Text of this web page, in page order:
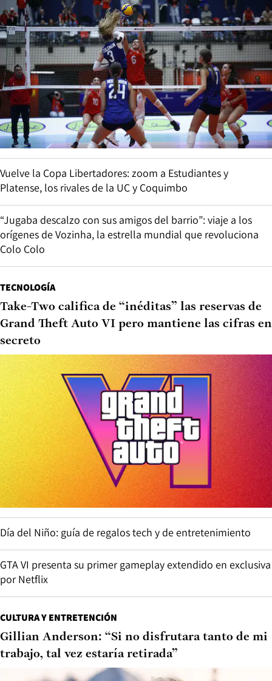
Vuelve la Copa Libertadores: zoom a Estudiantes y
Platense, los rivales de la UC y Coquimbo
“Jugaba descalzo con sus amigos del barrio”: viaje a los
orígenes de Vozinha, la estrella mundial que revoluciona
Colo Colo
TECNOLOGÍA
Take-Two califica de “inéditas” las reservas de
Grand Theft Auto VI pero mantiene las cifras en
secreto
Día del Niño: guía de regalos tech y de entretenimiento
GTA VI presenta su primer gameplay extendido en exclusiva
por Netflix
CULTURA Y ENTRETENCIÓN
Gillian Anderson: “Si no disfrutara tanto de mi
trabajo, tal vez estaría retirada”